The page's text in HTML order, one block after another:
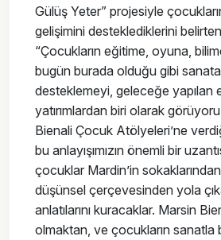
Gülüş Yeter” projesiyle
gelişimini desteklediklerini belirten
“Çocukların eğitime, oyuna,
bugün burada olduğu gibi
desteklemeyi, geleceğe yapılan
yatırımlardan biri olarak
Bienali Çocuk Atölyeleri’ne
bu anlayışımızın önemli bir
çocuklar Mardin’in
düşünsel çerçevesinden yola
anlatılarını kuracaklar. Marsin
olmaktan, ve çocukların sanatla